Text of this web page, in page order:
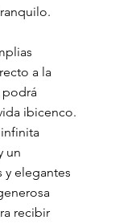
a la
podrá
ibicenco.
un
y elegantes
recibir